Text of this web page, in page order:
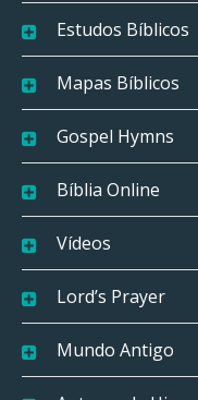
Estudos Bíblicos
Mapas Bíblicos
Gospel Hymns
Bíblia Online
Vídeos
Lord’s Prayer
Mundo Antigo